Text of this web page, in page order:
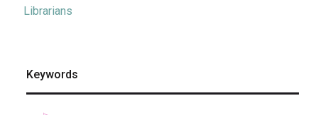
Librarians
Keywords